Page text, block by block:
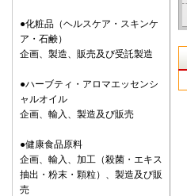
●化粧品（ヘルスケア・スキンケ
ア・石鹸）
企画、製造、販売及び受託製造
●ハーブティ・アロマエッセンシ
ャルオイル
企画、輸入、製造及び販売
●健康食品原料
企画、輸入、加工（殺菌・エキス
抽出・粉末・顆粒）、製造及び販
売